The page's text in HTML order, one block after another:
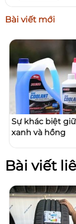
Bài viết mới
Sự khác biệt
xanh và hồng
Bài viết